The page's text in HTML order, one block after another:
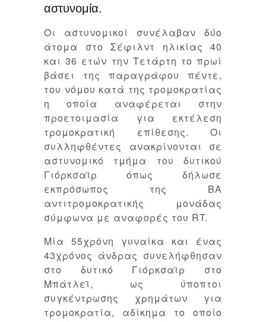
αστυνομία.
Οι αστυνομικοί συνέλαβαν δύο
άτομα στο Σέφιλντ ηλικίας 40
και 36 ετών την Τετάρτη το πρωί
βάσει της παραγράφου πέντε,
του νόμου κατά της τρομοκρατίας
η οποία αναφέρεται στην
προετοιμασία για εκτέλεση
τρομοκρατική επίθεσης. Οι
συλληφθέντες ανακρίνονται σε
αστυνομικό τμήμα του δυτικού
Γιόρκσαϊρ όπως δήλωσε
εκπρόσωπος της ΒΑ
αντιτρομοκρατικής μονάδας
σύμφωνα με αναφορές του RT.
Μία 55χρόνη γυναίκα και ένας
43χρόνος άνδρας συνελήφθησαν
στο δυτικό Γιόρκσαϊρ στο
Μπάτλεϊ, ως ύποπτοι
συγκέντρωσης χρημάτων για
τρομοκρατία, αδίκημα το οποίο